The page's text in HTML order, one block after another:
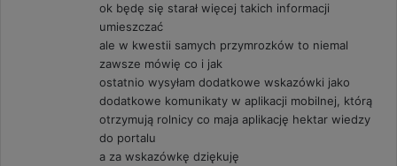
e
ok będę się starał więcej takich informacji
umieszczać
ale w kwestii samych przymrozków to niemal
zawsze mówię co i jak
ostatnio wysyłam dodatkowe wskazówki jako
dodatkowe komunikaty w aplikacji mobilnej, którą
otrzymują rolnicy co maja aplikację hektar wiedzy
do portalu
a za wskazówkę dziękuję